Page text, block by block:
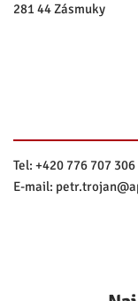
281 44 Zásmuky
Tel: +420 776 707 306
E-mail: petr.trojan@